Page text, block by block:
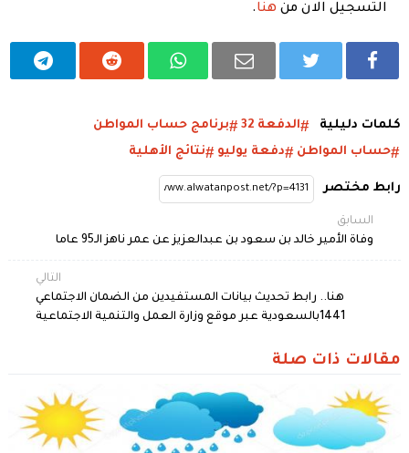
التسجيل الان من هنا.
كلمات دليلية الدفعة 32
برنامج حساب المواطن
حساب المواطن
دفعة يوليو نتائج الأهلية
رابط مختصر
السابق
وفاة الأمير خالد بن سعود بن عبدالعزيز عن عمر ناهز الـ95 عاما
التالي
هنا.. رابط تحديث بيانات المستفيدين من الضمان الاجتماعي
1441بالسعودية عبر موقع وزارة العمل والتنمية الاجتماعية
مقالات ذات صلة